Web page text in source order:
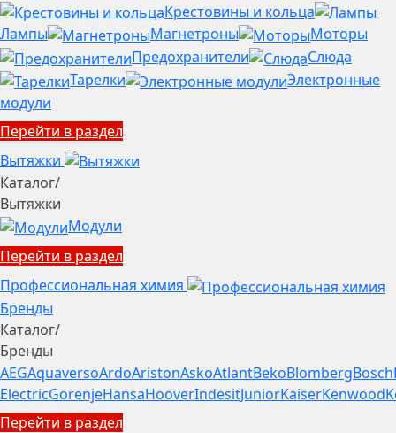
Крестовины и кольца
Лампы
Магнетроны
Моторы
Предохранители
Слюда
Тарелки
Электронные
модули
Перейти в раздел
Вытяжки
Каталог/
Вытяжки
Модули
Перейти в раздел
Профессиональная химия
Бренды
Каталог/
Бренды
AEGAquaversoArdoAristonAskoAtlantBekoBlombergBosch
ElectricGorenjeHansaHooverIndesitJuniorKaiserKenwood
Перейти в раздел